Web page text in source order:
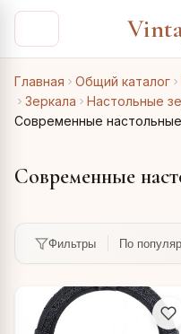
Главная Общий каталог
Зеркала
Настольные
Современные
Современные
Фильтры